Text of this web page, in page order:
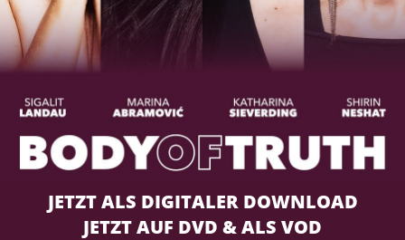
JETZT ALS DIGITALER DOWNLOAD
JETZT AUF DVD & ALS VOD